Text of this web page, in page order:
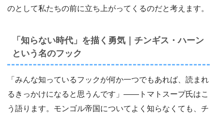
のとして私たちの前に立ち上がってくるのだと考えます。
「知らない時代」を描く勇気｜チンギス・ハーン
という名のフック
「みんな知っているフックが何か一つでもあれば、読まれ
るきっかけになると思うんです」――トマトスープ氏はこ
う語ります。モンゴル帝国についてよく知らなくても、チ